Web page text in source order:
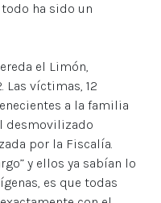
ha sido un
el Limón,
Las víctimas, 12
a la familia
desmovilizado
por la Fiscalía.
y ellos ya sabían lo
es que todas